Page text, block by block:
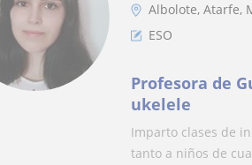
Albolote, Atarfe,
ESO
Profesora de
ukelele
Imparto clases de
tanto a niños de